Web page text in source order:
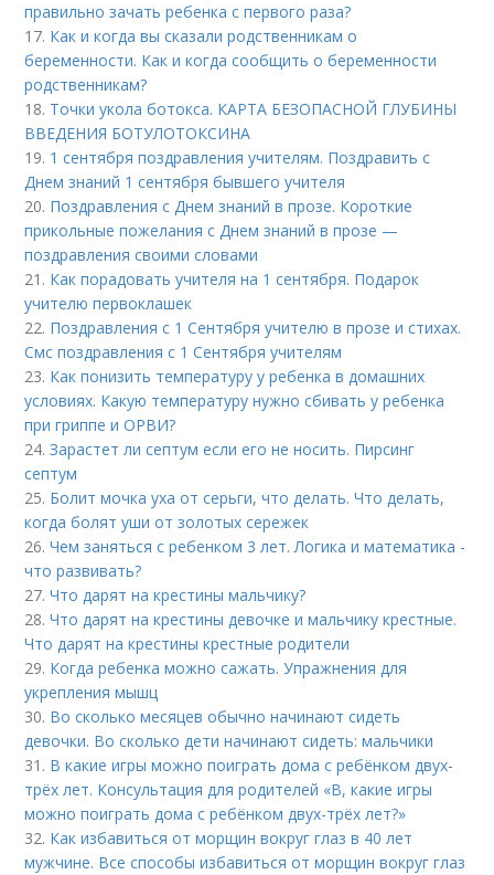
правильно зачать ребенка с первого раза?
17. Как и когда вы сказали родственникам о
беременности. Как и когда сообщить о беременности
родственникам?
18. Точки укола ботокса. КАРТА БЕЗОПАСНОЙ ГЛУБИНЫ
ВВЕДЕНИЯ БОТУЛОТОКСИНА
19. 1 сентября поздравления учителям. Поздравить с
Днем знаний 1 сентября бывшего учителя
20. Поздравления с Днем знаний в прозе. Короткие
прикольные пожелания с Днем знаний в прозе —
поздравления своими словами
21. Как порадовать учителя на 1 сентября. Подарок
учителю первоклашек
22. Поздравления с 1 Сентября учителю в прозе и стихах.
Смс поздравления с 1 Сентября учителям
23. Как понизить температуру у ребенка в домашних
условиях. Какую температуру нужно сбивать у ребенка
при гриппе и ОРВИ?
24.Зарастет ли септум если его не носить. Пирсинг
септум
25. Болит мочка уха от серьги, что делать. Что делать,
когда болят уши от золотых сережек
26.Чем заняться с ребенком 3 лет. Логика и математика -
что развивать?
27.Что дарят на крестины мальчику?
28.Что дарят на крестины девочке и мальчику крестные.
Что дарят на крестины крестные родители
29. Когда ребенка можно сажать. Упражнения для
укрепления мышц
30. Во сколько месяцев обычно начинают сидеть
девочки. Во сколько дети начинают сидеть: мальчики
31. В какие игры можно поиграть дома с ребёнком двух-
трёх лет. Консультация для родителей «В, какие игры
можно поиграть дома с ребёнком двух-трёх лет?»
32. Как избавиться от морщин вокруг глаз в 40 лет
мужчине. Все способы избавиться от морщин вокруг глаз